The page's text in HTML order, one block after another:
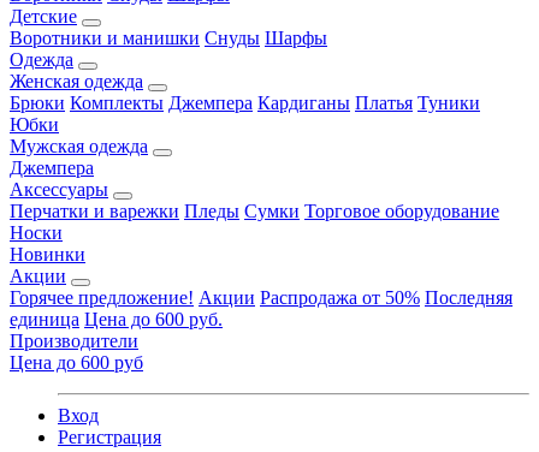
Детские
Воротники и манишки Снуды Шарфы
Одежда
Женская одежда
Брюки Комплекты Джемпера Кардиганы Платья Туники
Юбки
Мужская одежда
Джемпера
Аксессуары
Перчатки и варежки Пледы Сумки Торговое оборудование
Носки
Новинки
Акции
Горячее предложение! Акции Распродажа от 50% Последняя
единица Цена до 600 руб.
Производители
Цена до 600 руб
Вход
Регистрация